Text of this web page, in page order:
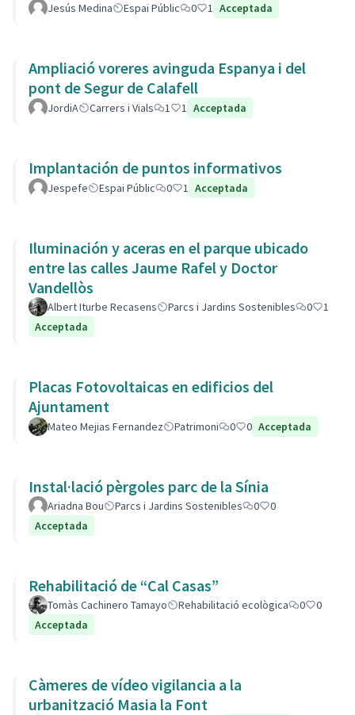
Jesús Medina Espai Públic 0 1 Acceptada
Ampliació voreres avinguda Espanya i del
pont de Segur de Calafell
JordiA Carrers i Vials 1 1 Acceptada
Implantación de puntos informativos
Jespefe Espai Públic 0 1 Acceptada
Iluminación y aceras en el parque ubicado
entre las calles Jaume Rafel y Doctor
Vandellòs
Albert Iturbe Recasens Parcs i Jardins Sostenibles 0
1
Acceptada
Placas Fotovoltaicas en edificios del
Ajuntament
Mateo Mejias Fernandez Patrimoni 0 0 Acceptada
Instal·lació pèrgoles parc de la Sínia
Ariadna Bou Parcs i Jardins Sostenibles 0
0
Acceptada
Rehabilitació de “Cal Casas”
Tomàs Cachinero Tamayo Rehabilitació ecològica 0
0
Acceptada
Càmeres de vídeo vigilancia a la
urbanització Masia la Font